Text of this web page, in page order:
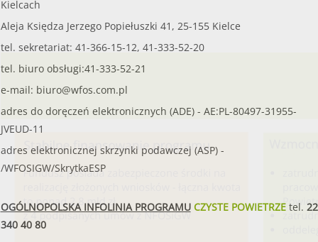
Kielcach
Aleja Księdza Jerzego Popiełuszki 41, 25-155 Kielce
tel. sekretariat: 41-366-15-12, 41-333-52-20
tel. biuro obsługi:41-333-52-21
e-mail: biuro@wfos.com.pl
adres do doręczeń elektronicznych (ADE) - AE:PL-80497-31955-
JVEUD-11
adres elektronicznej skrzynki podawczej (ASP) -
/WFOSIGW/SkrytkaESP
OGÓLNOPOLSKA INFOLINIA PROGRAMUCZYSTE POWIETRZEtel. 22
340 40 80